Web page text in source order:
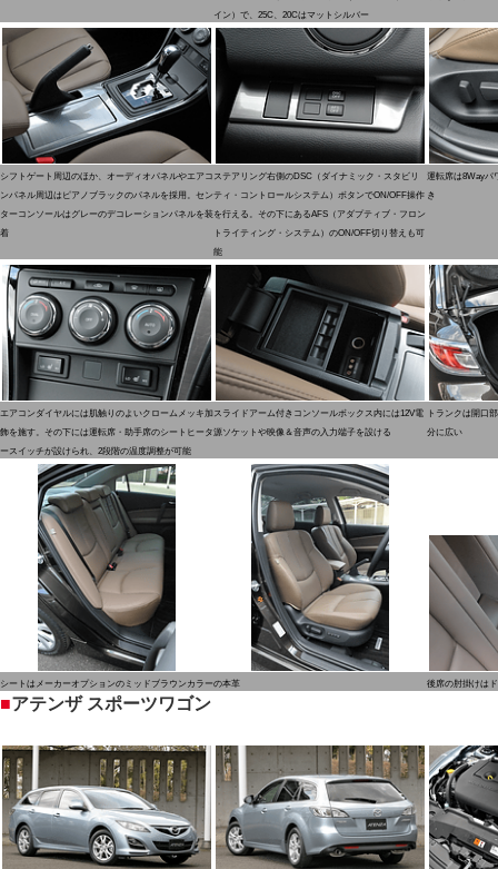
イン）で、25C、20Cはマットシルバー
シフトゲート周辺のほか、オーディオパネルやエアコ
ンパネル周辺はピアノブラックのパネルを採用。セン
ターコンソールはグレーのデコレーションパネルを装
着
ステアリング右側のDSC（ダイナミック・スタビリ
ティ・コントロールシステム）ボタンでON/OFF操作
を行える。その下にあるAFS（アダプティブ・フロン
トライティング・システム）のON/OFF切り替えも可
能
運転席は8Wayパ
き
エアコンダイヤルには肌触りのよいクロームメッキ加
飾を施す。その下には運転席・助手席のシートヒータ
ースイッチが設けられ、2段階の温度調整が可能
スライドアーム付きコンソールボックス内には12V電
源ソケットや映像＆音声の入力端子を設ける
トランクは開口
分に広い
シートはメーカーオプションのミッドブラウンカラーの本革 後席の肘掛けは
■アテンザ スポーツワゴン